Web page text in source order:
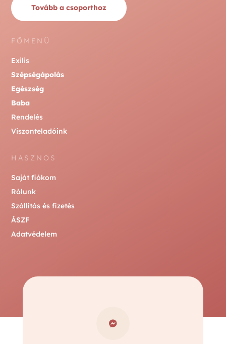
Tovább a csoporthoz
FŐMENÜ
Exilis
Szépségápolás
Egészség
Baba
Rendelés
Viszonteladóink
HASZNOS
Saját fiókom
Rólunk
Szállítás és fizetés
ÁSZF
Adatvédelem
